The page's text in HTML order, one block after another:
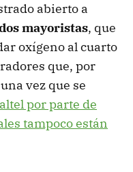
abierto a
mayoristas, que
oxígeno al cuarto
que, por
vez que se
por parte de
tampoco están